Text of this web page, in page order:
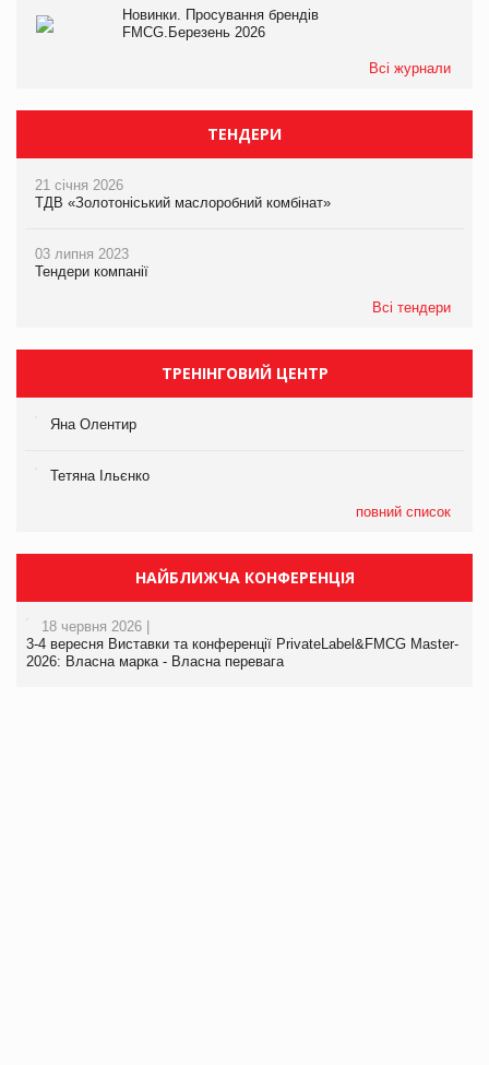
Новинки. Просування брендів
FMCG.Березень 2026
Всі журнали
ТЕНДЕРИ
21 січня 2026
ТДВ «Золотоніський маслоробний комбінат»
03 липня 2023
Тендери компанії
Всі тендери
ТРЕНІНГОВИЙ ЦЕНТР
Яна Олентир
Тетяна Ільєнко
повний список
НАЙБЛИЖЧА КОНФЕРЕНЦІЯ
18 червня 2026 |
3-4 вересня Виставки та конференції PrivateLabel&FMCG Master-
2026: Власна марка - Власна перевага